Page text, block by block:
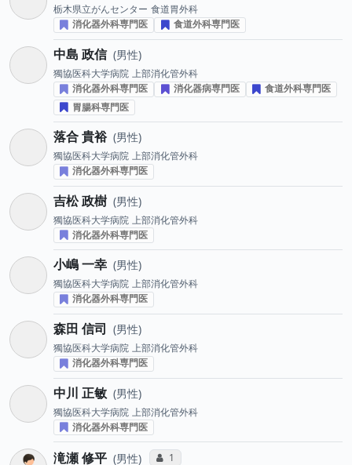
栃木県立がんセンター 食道胃外科
消化器外科専門医
食道外科専門医
中島 政信 男性
獨協医科大学病院 上部消化管外科
消化器外科専門医
消化器病専門医
食道外科専門医
胃腸科専門医
落合 貴裕 男性
獨協医科大学病院 上部消化管外科
消化器外科専門医
吉松 政樹 男性
獨協医科大学病院 上部消化管外科
消化器外科専門医
小嶋 一幸 男性
獨協医科大学病院 上部消化管外科
消化器外科専門医
森田 信司 男性
獨協医科大学病院 上部消化管外科
消化器外科専門医
中川 正敏 男性
獨協医科大学病院 上部消化管外科
消化器外科専門医
滝瀬 修平 男性 コミュニケーション・タイプ投票数
1